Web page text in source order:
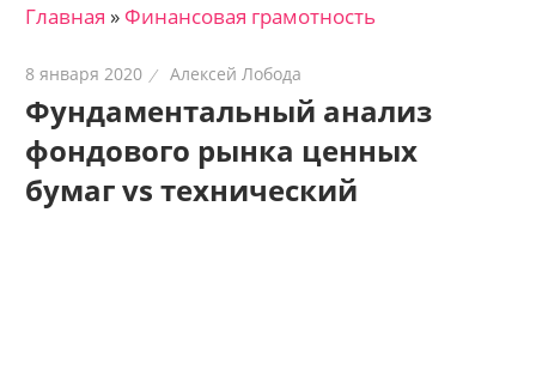
трейдеров
финансовых
рынках:
стратегии,
сигналы,
новости…
Главная » Финансовая грамотность
8 января 2020 Алексей Лобода
Фундаментальный анализ
фондового рынка ценных
бумаг vs технический